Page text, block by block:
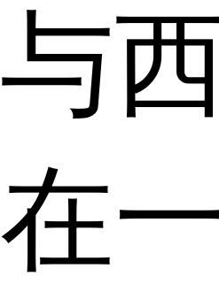
与
在